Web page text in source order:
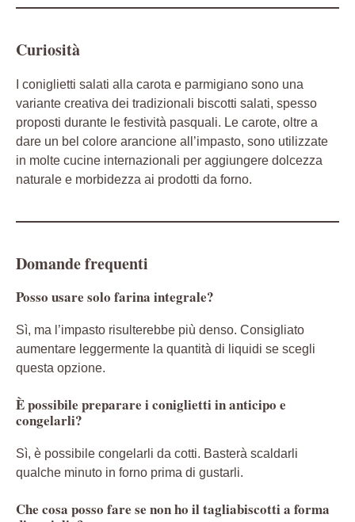
Curiosità
I coniglietti salati alla carota e parmigiano sono una
variante creativa dei tradizionali biscotti salati, spesso
proposti durante le festività pasquali. Le carote, oltre a
dare un bel colore arancione all’impasto, sono utilizzate
in molte cucine internazionali per aggiungere dolcezza
naturale e morbidezza ai prodotti da forno.
Domande frequenti
Posso usare solo farina integrale?
Sì, ma l’impasto risulterebbe più denso. Consigliato
aumentare leggermente la quantità di liquidi se scegli
questa opzione.
È possibile preparare i coniglietti in anticipo e
congelarli?
Sì, è possibile congelarli da cotti. Basterà scaldarli
qualche minuto in forno prima di gustarli.
Che cosa posso fare se non ho il tagliabiscotti a forma